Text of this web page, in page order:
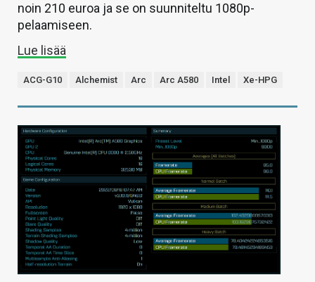
noin 210 euroa ja se on suunniteltu 1080p-
pelaamiseen.
Lue lisää
ACG-G10 Alchemist Arc Arc A580 Intel Xe-HPG